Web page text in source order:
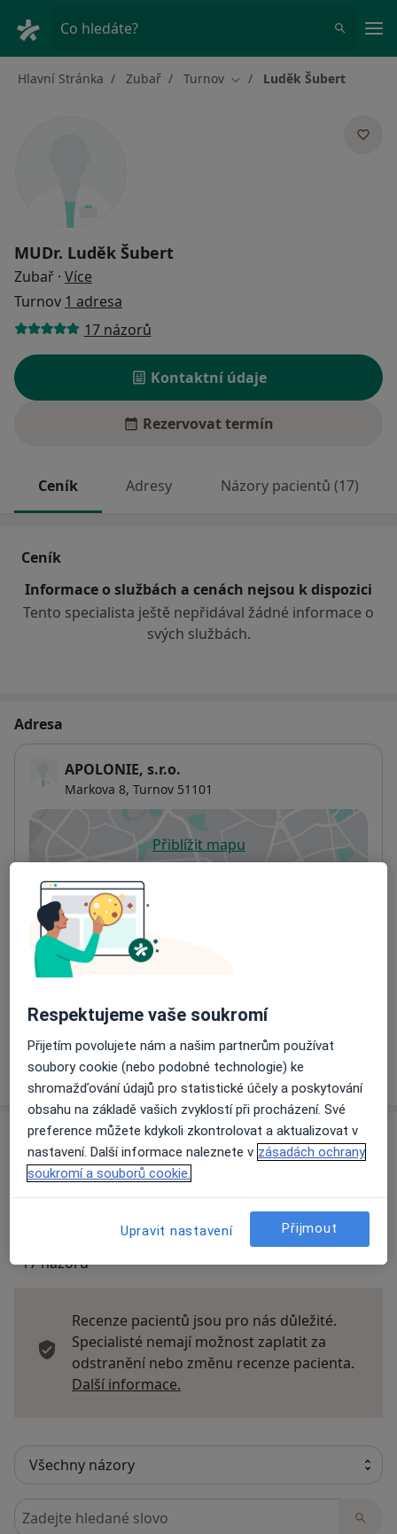
Co hledáte?
Hlavní Stránka Zubař Turnov Změna města
Luděk Šubert
MUDr. Luděk Šubert
Zubař · Více
Turnov 1 adresa
17 názorů
Kontaktní údaje
Rezervovat termín
Ceník Adresy Názory pacientů (17)
Ceník
Informace o službách a cenách nejsou k dispozici
Tento specialista ještě nepřidával žádné informace o
svých službách.
Adresa
APOLONIE, s.r.o.
Markova 8, Turnov 51101
Přiblížit mapuse otevře v nové záložce
Dostupnost
Na této adrese online kalendář není aktivní
Co mám v takové situaci udělat?
Způsoby platby (soukromé návštěvy)
Detaily
Víceo adrese
Názory
Přidejte svůj názor
17 názorů
Recenze pacientů jsou pro nás důležité.
Specialisté nemají možnost zaplatit za
odstranění nebo změnu recenze pacienta.
Další informace.
Hledejte v názorech
Respektujeme vaše soukromí
Přijetím povolujete nám a našim partnerům používat
soubory cookie (nebo podobné technologie) ke
shromažďování údajů pro statistické účely a poskytování
obsahu na základě vašich zvyklostí při procházení. Své
preference můžete kdykoli zkontrolovat a aktualizovat v
nastavení. Další informace naleznete v zásadách ochrany
soukromí a souborů cookie.
Upravit nastavení Přijmout